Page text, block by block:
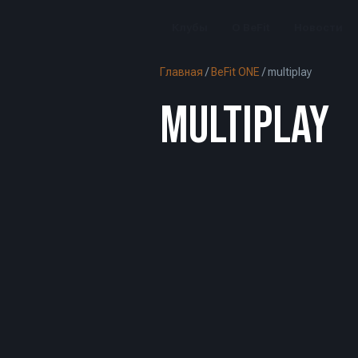
Главная / BeFit ONE /multiplay
MULTIPLAY